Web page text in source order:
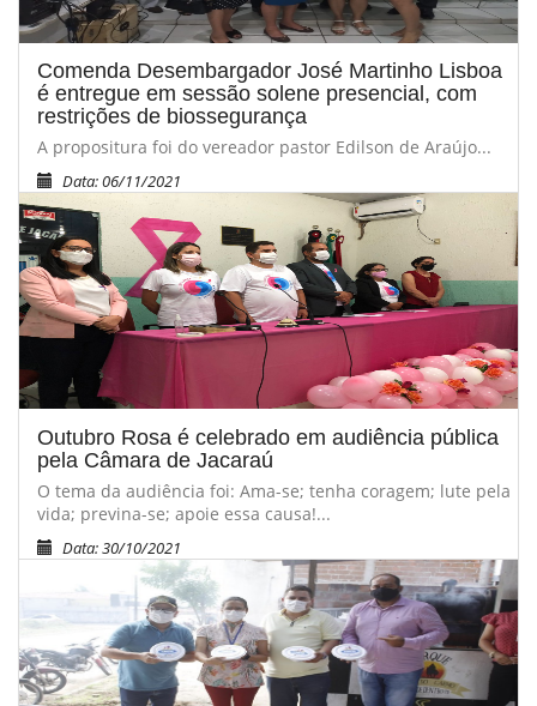
Comenda Desembargador José Martinho Lisboa
é entregue em sessão solene presencial, com
restrições de biossegurança
A propositura foi do vereador pastor Edilson de Araújo...
Data: 06/11/2021
Outubro Rosa é celebrado em audiência pública
pela Câmara de Jacaraú
O tema da audiência foi: Ama-se; tenha coragem; lute pela
vida; previna-se; apoie essa causa!...
Data: 30/10/2021